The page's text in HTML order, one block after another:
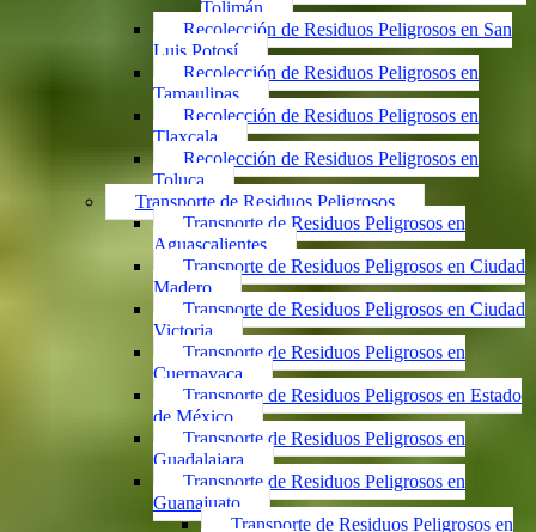
Tolimán
Recolección de Residuos Peligrosos en San
Luis Potosí
Recolección de Residuos Peligrosos en
Tamaulipas
Recolección de Residuos Peligrosos en
Tlaxcala
Recolección de Residuos Peligrosos en
Toluca
Transporte de Residuos Peligrosos
Transporte de Residuos Peligrosos en
Aguascalientes
Transporte de Residuos Peligrosos en Ciudad
Madero
Transporte de Residuos Peligrosos en Ciudad
Victoria
Transporte de Residuos Peligrosos en
Cuernavaca
Transporte de Residuos Peligrosos en Estado
de México
Transporte de Residuos Peligrosos en
Guadalajara
Transporte de Residuos Peligrosos en
Guanajuato
Transporte de Residuos Peligrosos en